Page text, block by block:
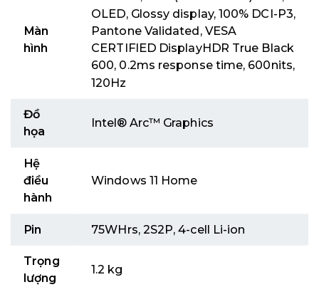
Màn
hình
OLED, Glossy display, 100% DCI-P3,
Pantone Validated, VESA
CERTIFIED DisplayHDR True Black
600, 0.2ms response time, 600nits,
120Hz
Đồ
họa
Intel® Arc™ Graphics
Hệ
điều
hành
Windows 11 Home
Pin 75WHrs, 2S2P, 4-cell Li-ion
Trọng
lượng
1.2 kg